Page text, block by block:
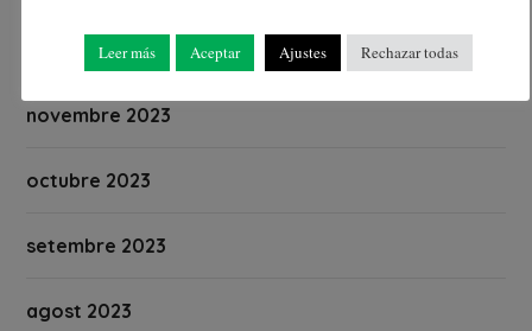
desembre 2023
novembre 2023
octubre 2023
setembre 2023
agost 2023
Leer más Aceptar Ajustes Rechazar todas